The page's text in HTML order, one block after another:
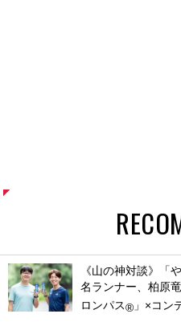
《山の神対談》「
名ランナー、柏原
ロンパス® 」×コン